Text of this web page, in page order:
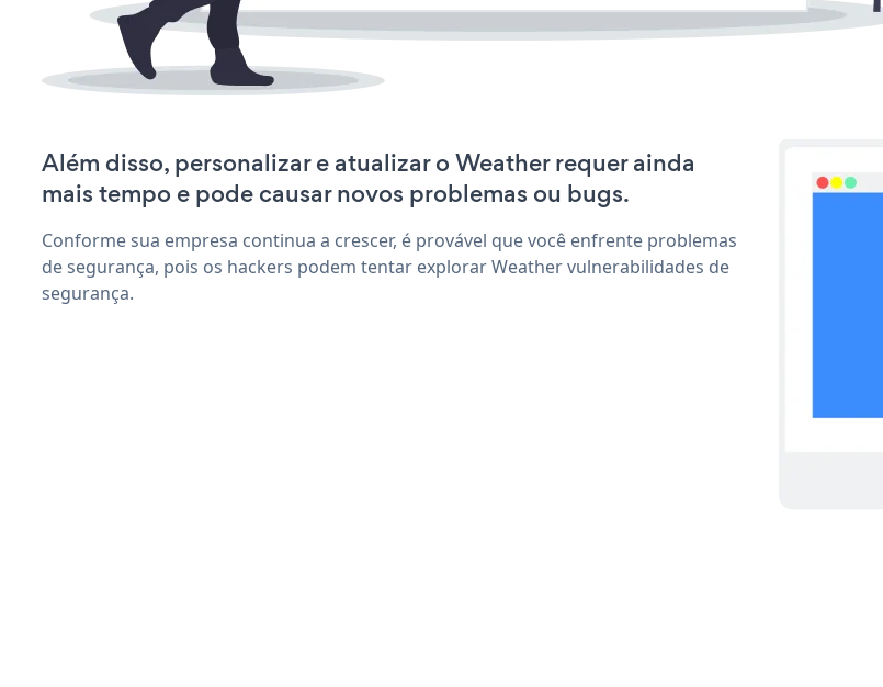
Além disso, personalizar e atualizar o Weather requer ainda
mais tempo e pode causar novos problemas ou bugs.
Conforme sua empresa continua a crescer, é provável que você enfrente problemas
de segurança, pois os hackers podem tentar explorar Weather vulnerabilidades de
segurança.